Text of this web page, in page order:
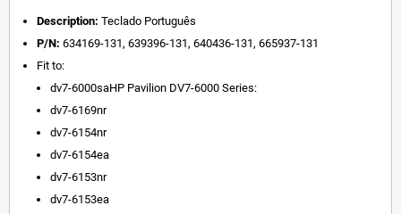
Description: Teclado Português
P/N: 634169-131, 639396-131, 640436-131, 665937-131
Fit to:
dv7-6000saHP Pavilion DV7-6000 Series:
dv7-6169nr
dv7-6154nr
dv7-6154ea
dv7-6153nr
dv7-6153ea